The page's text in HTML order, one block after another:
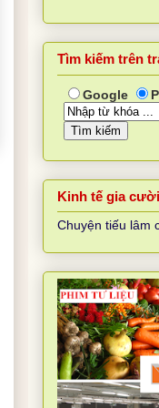
Tìm kiếm trên
Google
Kinh tế gia cười
Chuyện tiếu lâm